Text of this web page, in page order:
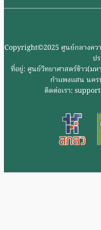
Copyright©2025 ศูนย์กลางคว
ป
ที่อยู่: ศูนย์วิทยาศาสตร์ข้าว(ม
กำแพงแสน นคร
ติดต่อเรา: